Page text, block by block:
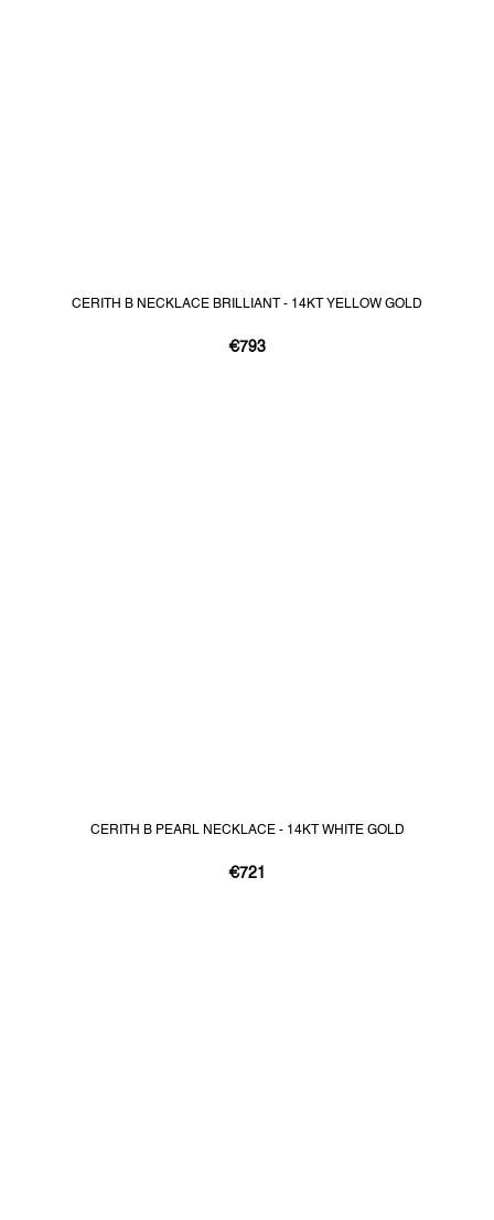
CERITH B NECKLACE BRILLIANT - 14KT YELLOW GOLD
€793
CERITH B PEARL NECKLACE - 14KT WHITE GOLD
€721